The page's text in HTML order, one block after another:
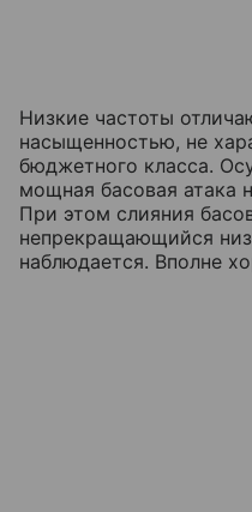
Низкие частоты
насыщенностью, не
бюджетного класса.
мощная басовая атака
При этом слияния
непрекращающийся
наблюдается. Вполне